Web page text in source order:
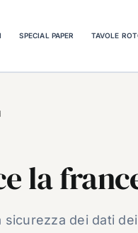
SPECIAL PAPER TAVOLE
la
dei dati